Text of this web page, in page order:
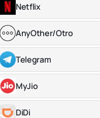
Netflix
AnyOther/Otro
Telegram
MyJio
DiDi